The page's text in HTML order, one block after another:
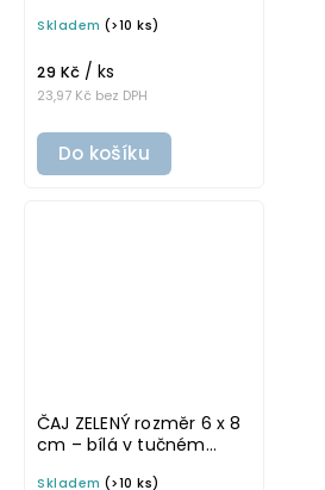
na potravinové dózy
Skladem (>10 ks)
23,97 Kč bez DPH
29 Kč / ks
Do košíku
ČAJ ZELENÝ rozměr 6 x 8
cm – bílá v tučném
Skladem (>10 ks)